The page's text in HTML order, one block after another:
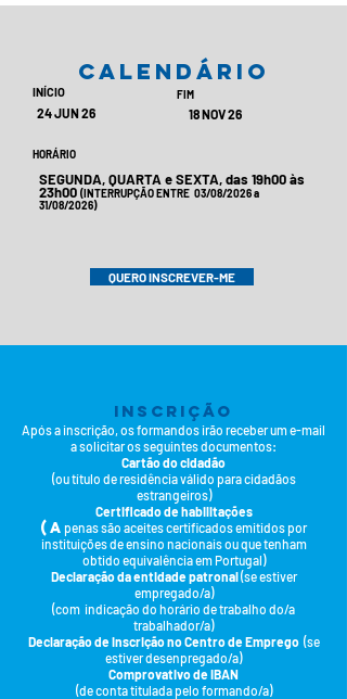
calendário
INÍCIO
24 JUN 26 18 NOV 26
FIM
HORÁRIO
SEGUNDA, QUARTA e SEXTA, das 19h00 às
23h00 (INTERRUPÇÃO ENTRE 03/08/2026 a
31/08/2026)
QUERO INSCREVER-ME
INSCRIÇÃO
Após a inscrição,os formandos irão receber um e-mail
a solicitar os seguintes documentos:
Cartão do cidadão
(ou título de residência válido para cidadãos
estrangeiros)
Certificado de habilitações
(a penas são aceites certificados emitidos por
instituições de ensino nacionais ou que tenham
obtido equivalência em Portugal)
Declaração da entidade patronal(se estiver
empregado/a)
(com indicação do horário de trabalho do/a
trabalhador/a)
Declaração de inscrição no Centro de Emprego(se
estiver desenpregado/a)
Comprovativo de IBAN
(de conta titulada pelo formando/a)